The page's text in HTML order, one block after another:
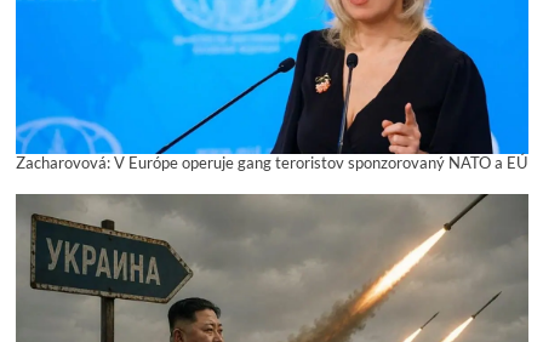
Zacharovová: V Európe operuje gang teroristov sponzorovaný NATO a EÚ